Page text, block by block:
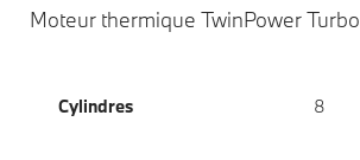
Moteur thermique TwinPower Turbo
Cylindres 8